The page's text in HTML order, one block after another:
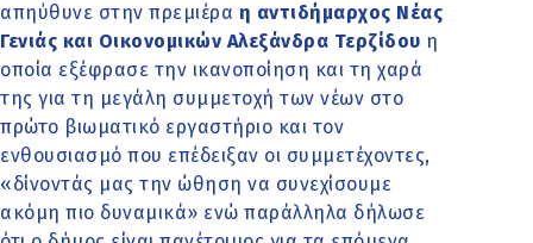
απηύθυνε στην πρεμιέρα η αντιδήμαρχος Νέας
Γενιάς και Οικονομικών Αλεξάνδρα Τερζίδου η
οποία εξέφρασε την ικανοποίηση και τη χαρά
της για τη μεγάλη συμμετοχή των νέων στο
πρώτο βιωματικό εργαστήριο και τον
ενθουσιασμό που επέδειξαν οι συμμετέχοντες,
«δίνοντάς μας την ώθηση να συνεχίσουμε
ακόμη πιο δυναμικά» ενώ παράλληλα δήλωσε